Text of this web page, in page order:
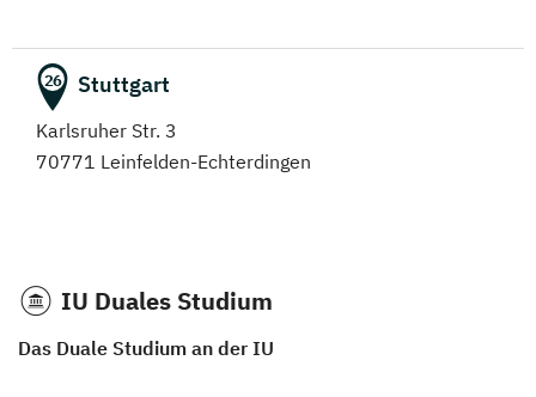
26 Stuttgart
Karlsruher Str. 3
70771 Leinfelden-Echterdingen
IU Duales Studium
Das Duale Studium an der IU